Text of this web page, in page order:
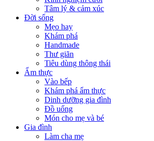
Tâm lý & cảm xúc
Đời sống
Mẹo hay
Khám phá
Handmade
Thư giãn
Tiêu dùng thông thái
Ẩm thực
Vào bếp
Khám phá ẩm thực
Dinh dưỡng gia đình
Đồ uống
Món cho mẹ và bé
Gia đình
Làm cha mẹ